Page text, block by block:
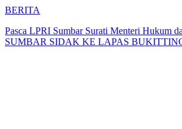
BERITA
Pasca LPRI Sumbar Surati Menteri Hukum
SUMBAR SIDAK KE LAPAS